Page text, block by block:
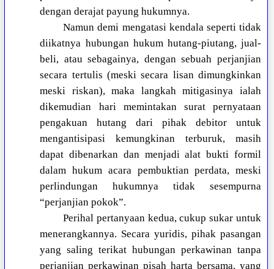
dengan derajat payung hukumnya.
Namun demi mengatasi kendala seperti tidak
diikatnya hubungan hukum hutang-piutang, jual-
beli, atau sebagainya, dengan sebuah perjanjian
secara tertulis (meski secara lisan dimungkinkan
meski riskan), maka langkah mitigasinya ialah
dikemudian hari memintakan surat pernyataan
pengakuan hutang dari pihak debitor untuk
mengantisipasi kemungkinan terburuk, masih
dapat dibenarkan dan menjadi alat bukti formil
dalam hukum acara pembuktian perdata, meski
perlindungan hukumnya tidak sesempurna
“perjanjian pokok”.
Perihal pertanyaan kedua, cukup sukar untuk
menerangkannya. Secara yuridis, pihak pasangan
yang saling terikat hubungan perkawinan tanpa
perjanjian perkawinan pisah harta bersama, yang